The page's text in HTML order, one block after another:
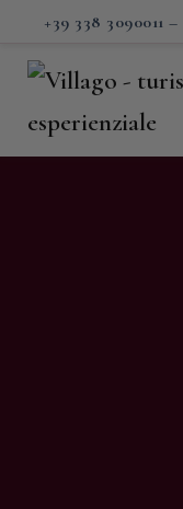
+39 338 3090011 –